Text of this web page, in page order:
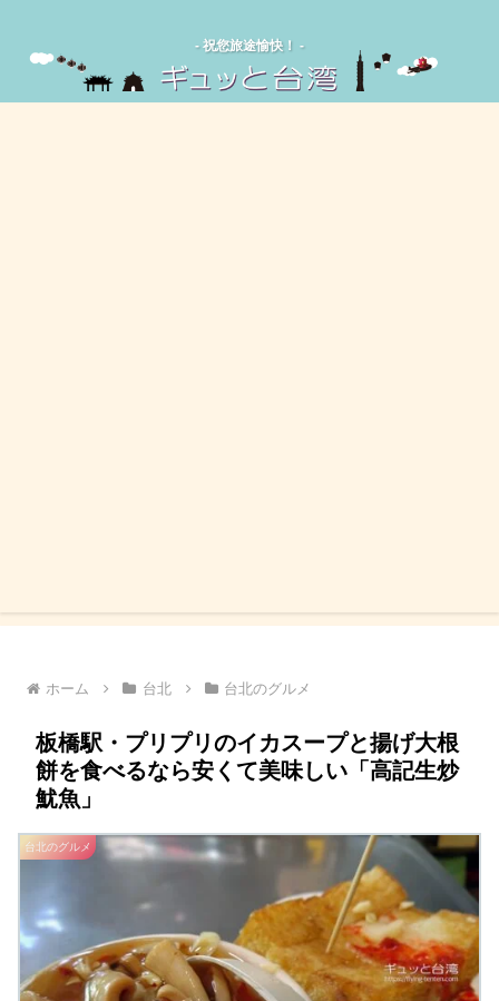
‐ 祝您旅途愉快！ -
ホーム 台北 台北のグルメ
板橋駅・プリプリのイカスープと揚げ大根
餅を食べるなら安くて美味しい「高記生炒
魷魚」
台北のグルメ